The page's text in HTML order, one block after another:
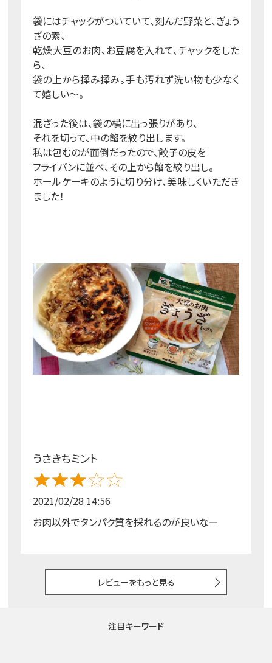
袋にはチャックがついていて、刻んだ野菜と、ぎょう
ざの素、
乾燥大豆のお肉、お豆腐を入れて、チャックをした
ら、
袋の上から揉み揉み。手も汚れず洗い物も少なく
て嬉しい～。
混ざった後は、袋の横に出っ張りがあり、
それを切って、中の餡を絞り出します。
私は包むのが面倒だったので、餃子の皮を
フライパンに並べ、その上から餡を絞り出し。
ホールケーキのように切り分け、美味しくいただき
ました！
うさきちミント
2021/02/28 14:56
お肉以外でタンパク質を採れるのが良いなー
レビューをもっと見る
注目キーワード